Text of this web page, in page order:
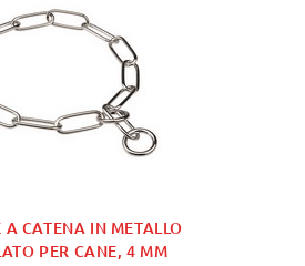
A CATENA IN METALLO
PER CANE, 4 MM